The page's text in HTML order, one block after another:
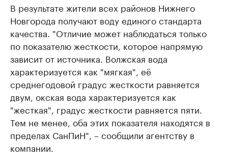
В результате жители всех районов Нижнего
Новгорода получают воду единого стандарта
качества. "Отличие может наблюдаться только
по показателю жесткости, которое напрямую
зависит от источника. Волжская вода
характеризуется как "мягкая", её
среднегодовой градус жесткости равняется
двум, окская вода характеризуется как
"жесткая", градус жесткости равняется пяти.
Тем не менее, оба этих показателя находятся в
пределах СанПиН", – сообщили агентству в
компании.